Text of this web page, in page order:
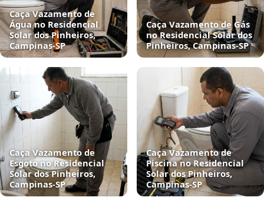
Caça Vazamento de
Água no Residencial
Solar dos Pinheiros,
Campinas‑SP
Caça Vazamento de Gás
no Residencial Solar dos
Pinheiros, Campinas‑SP
Caça Vazamento de
Esgoto no Residencial
Solar dos Pinheiros,
Campinas‑SP
Caça Vazamento de
Piscina no Residencial
Solar dos Pinheiros,
Campinas‑SP